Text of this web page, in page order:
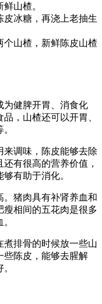
山楂。
皮冰糖，再浇上老抽生
个山楂，新鲜陈皮山楂
为健脾开胃、消食化
，山楂还可以开胃、
来调味，陈皮能够去除
有很高的营养价值，
有助于消化。
猪肉具有补肾养血和
相间的五花肉是很多
煮排骨的时候放一些山
些陈皮，能够去腥解